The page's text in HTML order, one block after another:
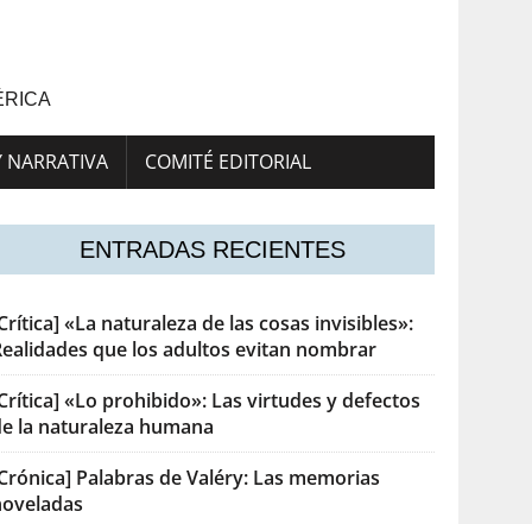
NARRATIVA COMITÉ EDITORIAL
ENTRADAS RECIENTES
«La naturaleza de las cosas invisibles»:
que los adultos evitan nombrar
«Lo prohibido»: Las virtudes y defectos
la naturaleza humana
Palabras de Valéry: Las memorias